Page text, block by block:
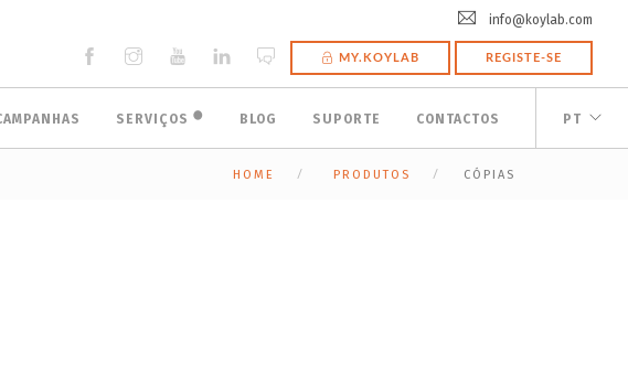
info@koylab.com
MY.KOYLAB REGISTE-SE
SERVIÇOS 🟠 BLOG SUPORTE CONTACTOS PT
HOME PRODUTOS CÓPIAS